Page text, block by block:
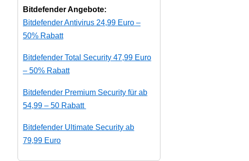
Bitdefender Angebote:
Bitdefender Antivirus 24,99 Euro –
50% Rabatt
Bitdefender Total Security 47,99 Euro
– 50% Rabatt
Bitdefender Premium Security für ab
54,99 – 50 Rabatt
Bitdefender Ultimate Security ab
79,99 Euro